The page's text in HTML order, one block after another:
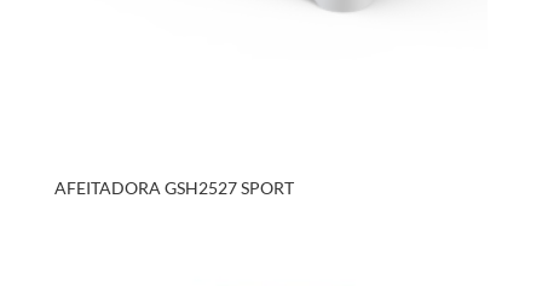
AFEITADORA GSH2527 SPORT